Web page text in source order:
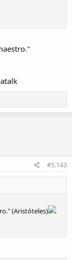
#5.143
(Aristóteles)